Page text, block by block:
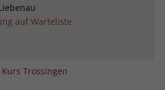
auf Warteliste
Kurs Trossingen